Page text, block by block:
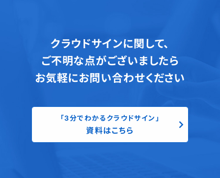
クラウドサインに関して、
ご不明な点がございましたら
お気軽にお問い合わせください
「3分でわかるクラウドサイン」
資料はこちら